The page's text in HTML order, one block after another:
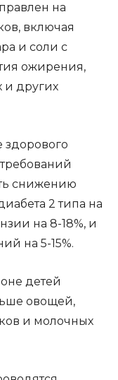
на
включая
и соли с
ожирения,
и других
здорового
снижению
2 типа на
на 8-18%, и
на 5-15%.
детей
овощей,
и молочных